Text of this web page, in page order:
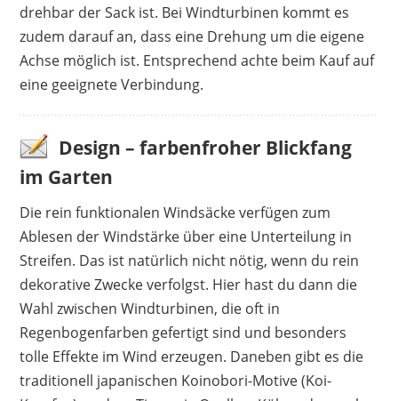
drehbar der Sack ist. Bei Windturbinen kommt es
zudem darauf an, dass eine Drehung um die eigene
Achse möglich ist. Entsprechend achte beim Kauf auf
eine geeignete Verbindung.
Design – farbenfroher Blickfang
im Garten
Die rein funktionalen Windsäcke verfügen zum
Ablesen der Windstärke über eine Unterteilung in
Streifen. Das ist natürlich nicht nötig, wenn du rein
dekorative Zwecke verfolgst. Hier hast du dann die
Wahl zwischen Windturbinen, die oft in
Regenbogenfarben gefertigt sind und besonders
tolle Effekte im Wind erzeugen. Daneben gibt es die
traditionell japanischen Koinobori-Motive (Koi-